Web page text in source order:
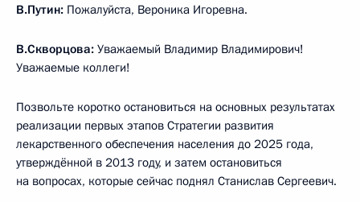
В.Путин: Пожалуйста, Вероника Игоревна.
В.Скворцова: Уважаемый Владимир Владимирович!
Уважаемые коллеги!
Позвольте коротко остановиться на основных результатах
реализации первых этапов Стратегии развития
лекарственного обеспечения населения до 2025 года,
утверждённой в 2013 году, и затем остановиться
на вопросах, которые сейчас поднял Станислав Сергеевич.